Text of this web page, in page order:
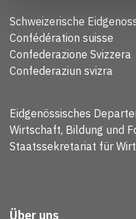
Schweizerische
Confédération suisse
Confederazione Svizzera
Confederaziun svizra
Eidgenössisches
Wirtschaft, Bildung und
Staatssekretariat für
Über uns